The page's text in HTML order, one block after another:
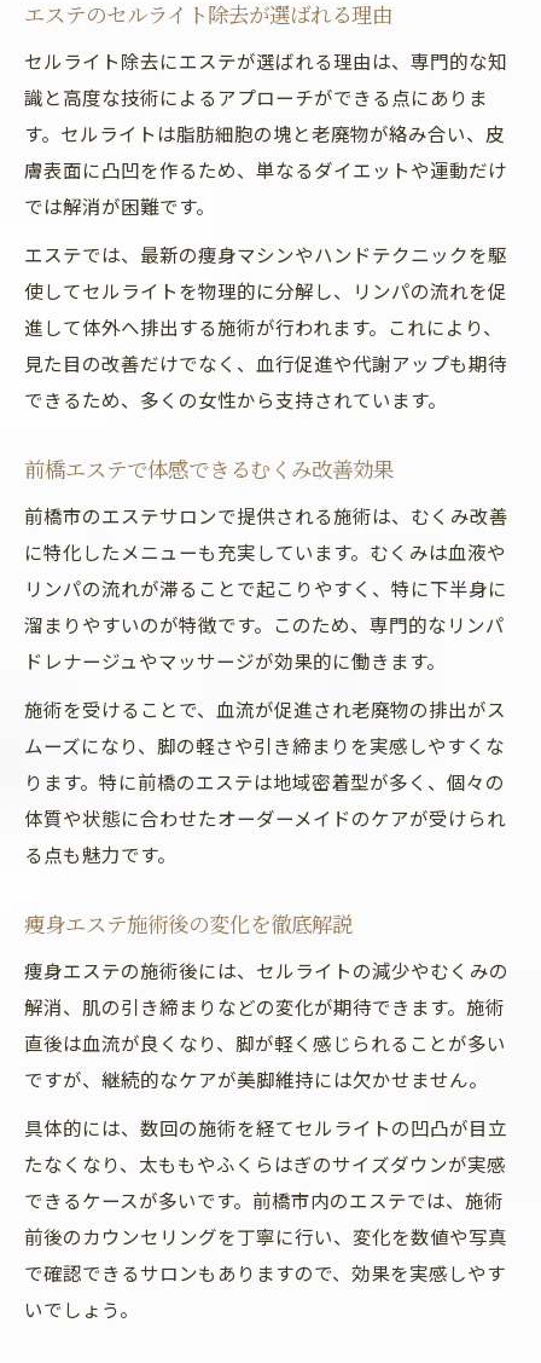
エステのセルライト除去が選ばれる理由
セルライト除去にエステが選ばれる理由は、専門的な知
識と高度な技術によるアプローチができる点にありま
す。セルライトは脂肪細胞の塊と老廃物が絡み合い、皮
膚表面に凸凹を作るため、単なるダイエットや運動だけ
では解消が困難です。
エステでは、最新の痩身マシンやハンドテクニックを駆
使してセルライトを物理的に分解し、リンパの流れを促
進して体外へ排出する施術が行われます。これにより、
見た目の改善だけでなく、血行促進や代謝アップも期待
できるため、多くの女性から支持されています。
前橋エステで体感できるむくみ改善効果
前橋市のエステサロンで提供される施術は、むくみ改善
に特化したメニューも充実しています。むくみは血液や
リンパの流れが滞ることで起こりやすく、特に下半身に
溜まりやすいのが特徴です。このため、専門的なリンパ
ドレナージュやマッサージが効果的に働きます。
施術を受けることで、血流が促進され老廃物の排出がス
ムーズになり、脚の軽さや引き締まりを実感しやすくな
ります。特に前橋のエステは地域密着型が多く、個々の
体質や状態に合わせたオーダーメイドのケアが受けられ
る点も魅力です。
痩身エステ施術後の変化を徹底解説
痩身エステの施術後には、セルライトの減少やむくみの
解消、肌の引き締まりなどの変化が期待できます。施術
直後は血流が良くなり、脚が軽く感じられることが多い
ですが、継続的なケアが美脚維持には欠かせません。
具体的には、数回の施術を経てセルライトの凹凸が目立
たなくなり、太ももやふくらはぎのサイズダウンが実感
できるケースが多いです。前橋市内のエステでは、施術
前後のカウンセリングを丁寧に行い、変化を数値や写真
で確認できるサロンもありますので、効果を実感しやす
いでしょう。